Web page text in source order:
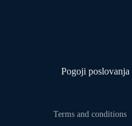
Pogoji poslovanja
Terms and conditions